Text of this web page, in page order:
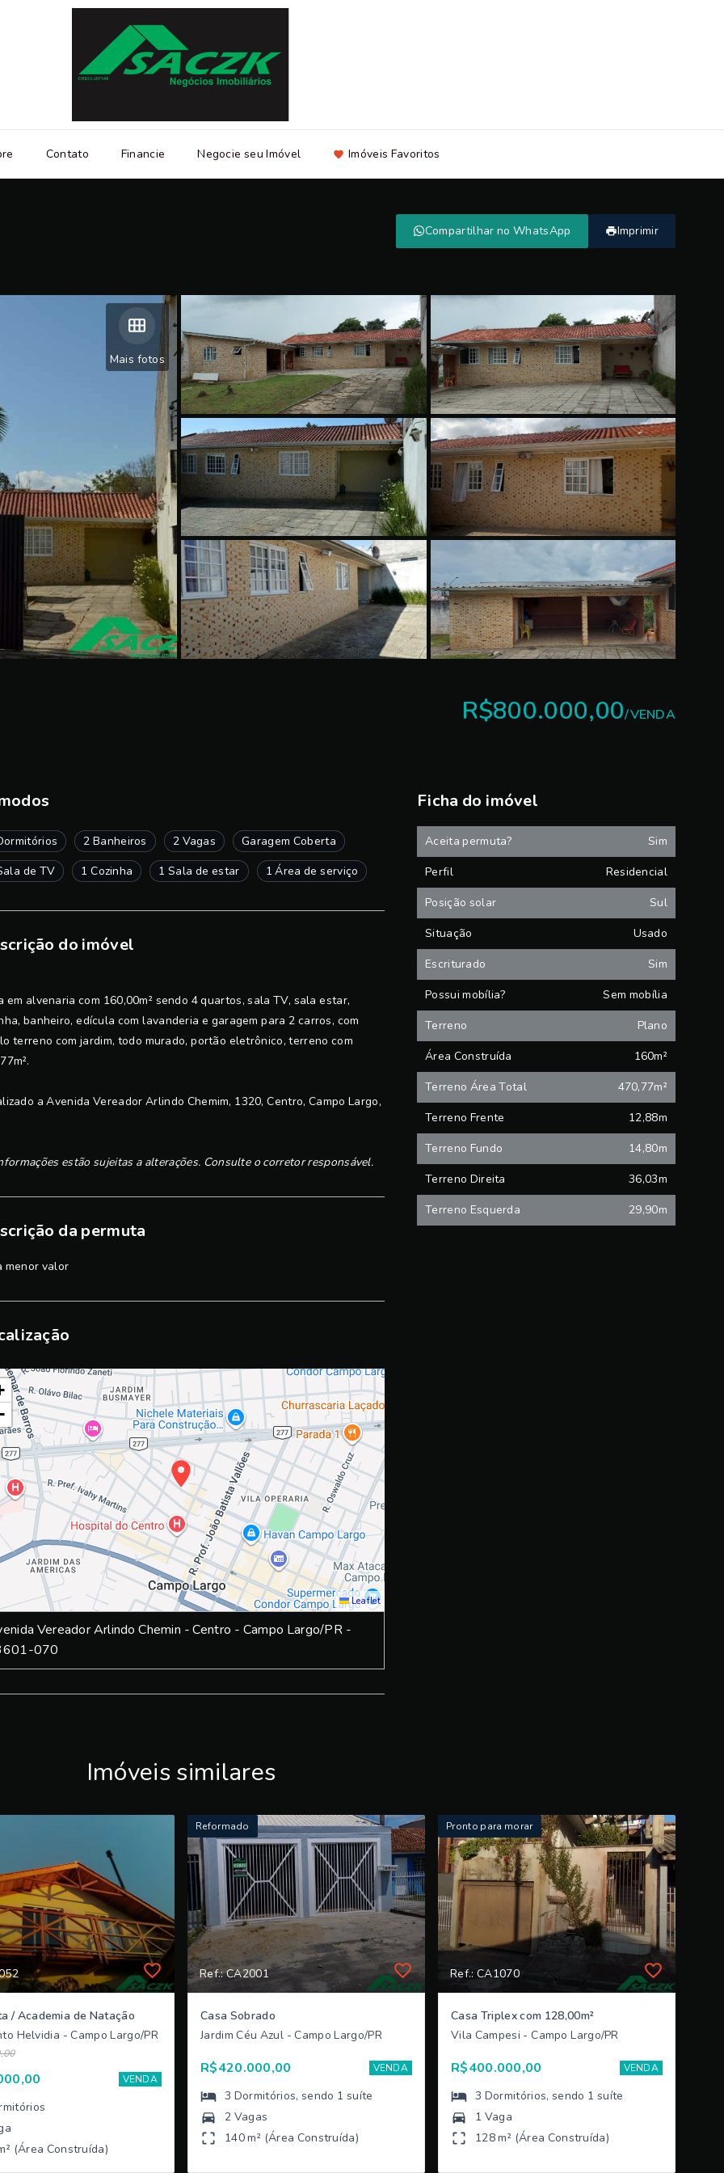
Contato Financie Negocie seu Imóvel Imóveis Favoritos
Compartilhar no WhatsApp Imprimir
Mais fotos
R$800.000,00/VENDA
2 Banheiros 2 Vagas
Garagem Coberta
de TV
1 Cozinha 1 Sala de estar 1 Área de serviço
do imóvel
em alvenaria com 160,00m² sendo 4 quartos, sala TV, sala estar,
banheiro, edícula com lavanderia e garagem para 2 carros, com
terreno com jardim, todo murado, portão eletrônico, terreno com
a Avenida Vereador Arlindo Chemim, 1320, Centro, Campo Largo,
estão sujeitas a alterações. Consulte o corretor responsável.
da permuta
menor valor
Leaflet
Vereador Arlindo Chemin - Centro - Campo Largo/PR -
070
Ficha do imóvel
Aceita permuta?
Sim
Perfil
Residencial
Posição solar
Sul
Situação
Usado
Escriturado
Sim
Possui mobília?
Sem mobília
Terreno
Plano
Área Construída
160m²
Terreno Área Total
470,77m²
Terreno Frente
12,88m
Terreno Fundo
14,80m
Terreno Direita
36,03m
Terreno Esquerda
29,90m
Imóveis similares
/ Academia de Natação
Helvidia - Campo Largo/PR
VENDA
(Área Construída)
Reformado
Ref.: CA2001
Casa Sobrado
Jardim Céu Azul - Campo Largo/PR
R$420.000,00 VENDA
3 Dormitórios, sendo 1 suíte
2 Vagas
140 m² (Área Construída)
Pronto para morar
Ref.: CA1070
Casa Triplex com 128,00m²
Vila Campesi - Campo Largo/PR
R$400.000,00 VENDA
3 Dormitórios, sendo 1 suíte
1 Vaga
128 m² (Área Construída)